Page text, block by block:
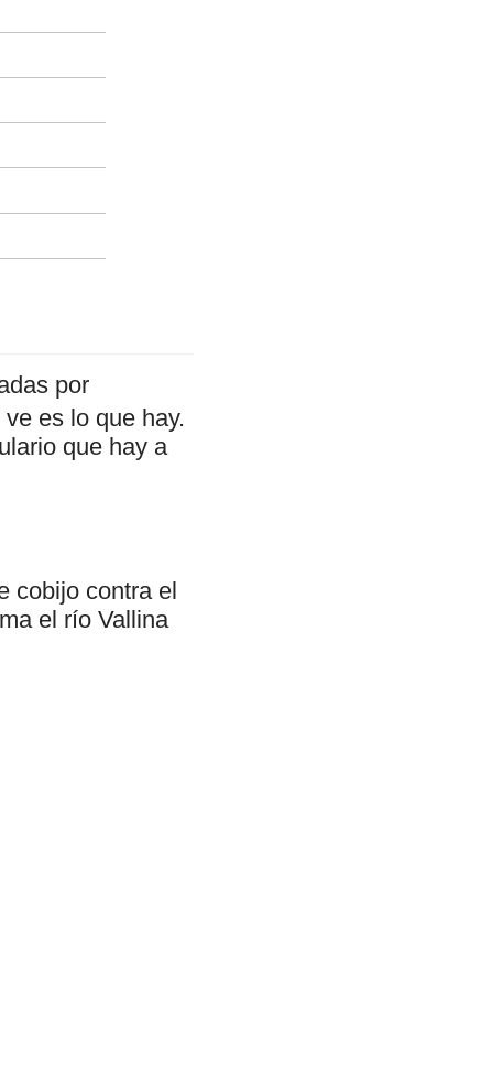
por
es lo que hay.
que hay a
cobijo contra el
el río Vallina